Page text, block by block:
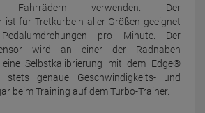
Fahrrädern verwenden. Der
ist für Tretkurbeln aller Größen geeignet
pro Minute. Der
wird an einer der Radnaben
Selbstkalibrierung mit dem Edge®
genaue Geschwindigkeits- und
beim Training auf dem Turbo-Trainer.